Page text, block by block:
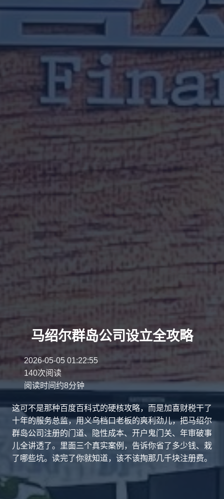
马绍尔群岛公司设立全攻略
2026-05-05 01:22:55
140次阅读
阅读时间约8分钟
这可不是那种百度百科式的硬核攻略，而是加喜财税干了
十年的服务总监，用义乌档口老板的爽利劲儿，把马绍尔
群岛公司注册的门道、隐性成本、开户鬼门关、年审破事
儿全讲透了。里面三个真实案例，告诉你省了多少钱、栽
了哪些坑。读完了你就知道，该不该掏那几千块注册费。